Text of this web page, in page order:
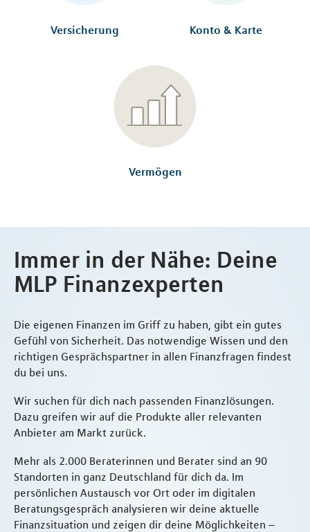
Versicherung Konto & Karte
Vermögen
Immer in der Nähe: Deine
MLP Finanzexperten
Die eigenen Finanzen im Griff zu haben, gibt ein gutes
Gefühl von Sicherheit. Das notwendige Wissen und den
richtigen Gesprächspartner in allen Finanzfragen findest
du bei uns.
Wir suchen für dich nach passenden Finanzlösungen.
Dazu greifen wir auf die Produkte aller relevanten
Anbieter am Markt zurück.
Mehr als 2.000 Beraterinnen und Berater sind an 90
Standorten in ganz Deutschland für dich da. Im
persönlichen Austausch vor Ort oder im digitalen
Beratungsgespräch analysieren wir deine aktuelle
Finanzsituation und zeigen dir deine Möglichkeiten –